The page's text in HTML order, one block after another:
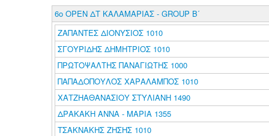
6ο ΟΡΕΝ ΔΤ ΚΑΛΑΜΑΡΙΑΣ - GROUP B΄
ΖΑΠΑΝΤΕΣ ΔΙΟΝΥΣΙΟΣ 1010
ΣΓΟΥΡΙΔΗΣ ΔΗΜΗΤΡΙΟΣ 1010
ΠΡΩΤΟΨΑΛΤΗΣ ΠΑΝΑΓΙΩΤΗΣ 1000
ΠΑΠΑΔΟΠΟΥΛΟΣ ΧΑΡΑΛΑΜΠΟΣ 1010
ΧΑΤΖΗΑΘΑΝΑΣΙΟΥ ΣΤΥΛΙΑΝΗ 1490
ΔΡΑΚΑΚΗ ΑΝΝΑ - ΜΑΡΙΑ 1355
ΤΣΑΚΝΑΚΗΣ ΖΗΣΗΣ 1010